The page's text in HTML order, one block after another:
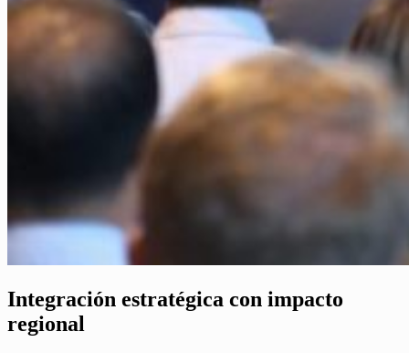
Integración estratégica con impacto
regional